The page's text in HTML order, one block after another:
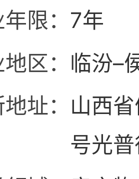
限： 7年
区： 临汾–
址： 山西
号光